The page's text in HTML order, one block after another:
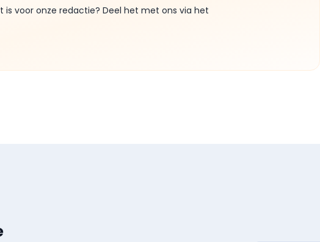
is voor onze redactie? Deel het met ons via het